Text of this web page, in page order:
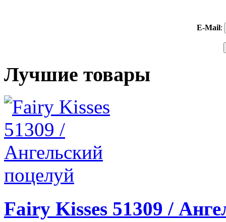
E-Mail:
Лучшие товары
Fairy Kisses 51309 /